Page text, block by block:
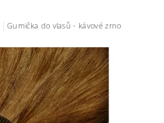
Gumička do vlasů - kávové zrno